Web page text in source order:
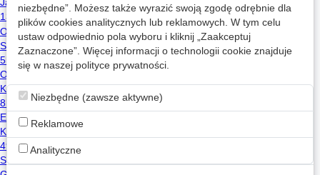
Wiadomość
35 lat
Wpisy LoOpY_99 na mikroblogu
Użytkownik nie opublikował żadnego wpisu na mikroblogu.
niezbędne”. Możesz także wyrazić swoją zgodę odrębnie dla
plików cookies analitycznych lub reklamowych. W tym celu
ustaw odpowiednio pola wyboru i kliknij „Zaakceptuj
Zaznaczone”. Więcej informacji o technologii cookie znajduje
się w naszej polityce prywatności.
Niezbędne (zawsze aktywne)
Reklamowe
Analityczne